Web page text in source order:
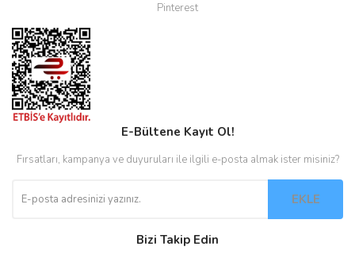
Pinterest
E-Bültene Kayıt Ol!
Fırsatları, kampanya ve duyuruları ile ilgili e-posta almak ister misiniz?
EKLE
Bizi Takip Edin